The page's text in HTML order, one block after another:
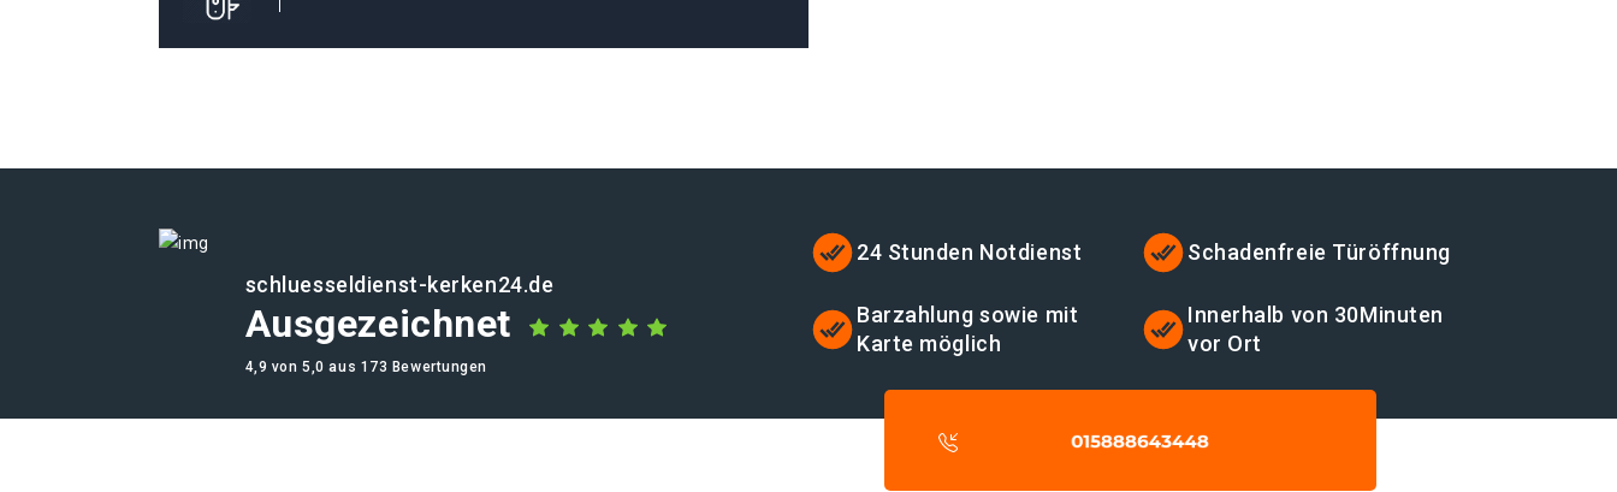
schluesseldienst-kerken24.de
Ausgezeichnet
4,9 von 5,0 aus 173 Bewertungen
24 Stunden Notdienst Schadenfreie Türöffnung
Barzahlung sowie mit
Karte möglich
Innerhalb von 30Minuten
vor Ort